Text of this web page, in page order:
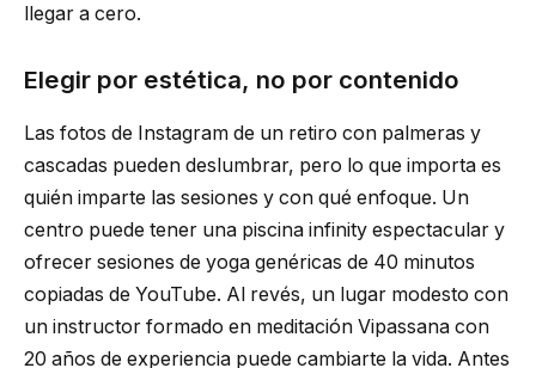
llegar a cero.
Elegir por estética, no por contenido
Las fotos de Instagram de un retiro con palmeras y
cascadas pueden deslumbrar, pero lo que importa es
quién imparte las sesiones y con qué enfoque. Un
centro puede tener una piscina infinity espectacular y
ofrecer sesiones de yoga genéricas de 40 minutos
copiadas de YouTube. Al revés, un lugar modesto con
un instructor formado en meditación Vipassana con
20 años de experiencia puede cambiarte la vida. Antes